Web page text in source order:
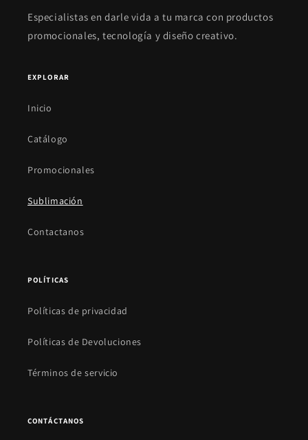
Especialistas en darle vida a tu marca con productos
promocionales, tecnología y diseño creativo.
EXPLORAR
Inicio
Catálogo
Promocionales
Sublimación
Contactanos
POLÍTICAS
Políticas de privacidad
Políticas de Devoluciones
Términos de servicio
CONTÁCTANOS